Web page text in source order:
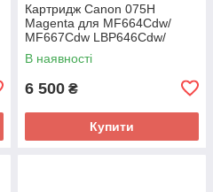
Картридж Canon 075H
Magenta для MF664Cdw/
MF667Cdw LBP646Cdw/
LBP647Cdw (6367C002AA)
В наявності
6 500 ₴
Купити